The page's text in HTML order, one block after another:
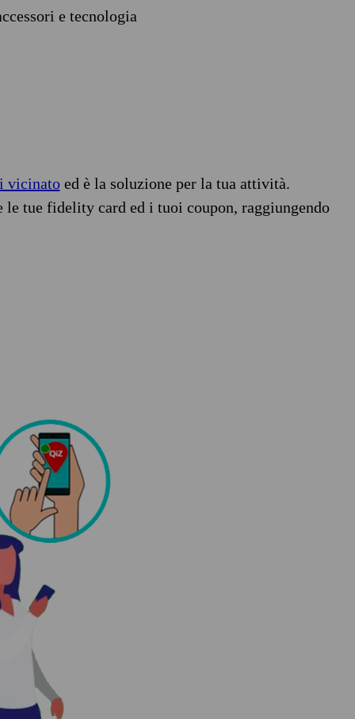
e tecnologia
vicinatoed è la soluzione per la tua attività.
tue fidelity card ed i tuoi coupon, raggiungendo